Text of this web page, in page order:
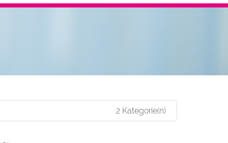
2 Kategorie(n)